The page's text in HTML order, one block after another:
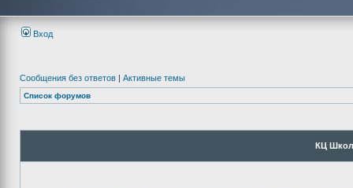
Вход
Сообщения без ответов | Активные темы
Список форумов
КЦ